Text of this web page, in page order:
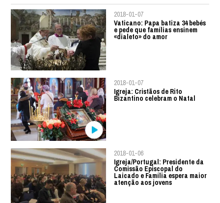
2018-01-07
Vaticano: Papa batiza 34 bebés
e pede que famílias ensinem
«dialeto» do amor
2018-01-07
Igreja: Cristãos de Rito
Bizantino celebram o Natal
2018-01-06
Igreja/Portugal: Presidente da
Comissão Episcopal do
Laicado e Família espera maior
atenção aos jovens